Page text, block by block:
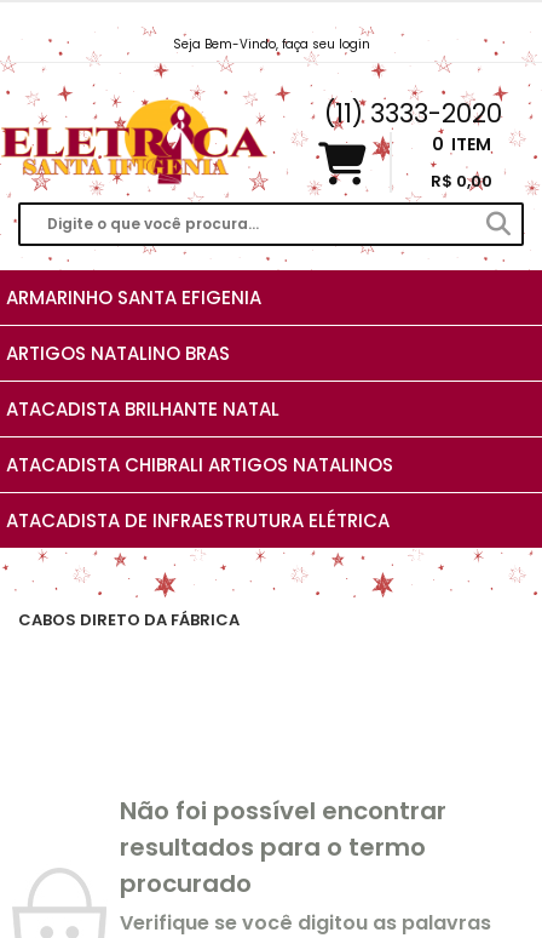
Seja Bem-Vindo, faça seu login
Vendas@EletricaSantaIfigenia.com.br
(11) 3333-2020
0 ITEM
R$ 0,00
ARMARINHO SANTA EFIGENIA
ARTIGOS NATALINO BRAS
ATACADISTA BRILHANTE NATAL
ATACADISTA CHIBRALI ARTIGOS NATALINOS
ATACADISTA DE INFRAESTRUTURA ELÉTRICA
CABOS DIRETO DA FÁBRICA
Não foi possível encontrar
resultados para o termo
procurado
Verifique se você digitou as palavras